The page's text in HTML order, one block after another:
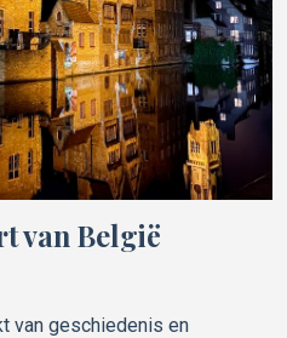
van België
van geschiedenis en